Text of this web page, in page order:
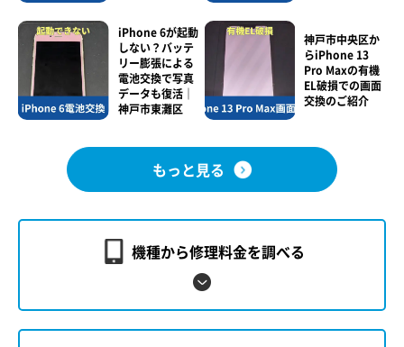
iPhone 6が起動
しない？バッテ
リー膨張による
電池交換で写真
データも復活｜
神戸市東灘区
神戸市中央区か
らiPhone 13
Pro Maxの有機
EL破損での画面
交換のご紹介
もっと見る
機種から修理料金を調べる